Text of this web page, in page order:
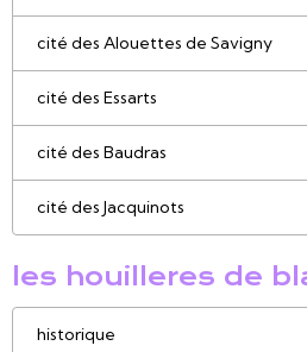
cité des Alouettes de Savigny
cité des Essarts
cité des Baudras
cité des Jacquinots
les houilleres de
historique